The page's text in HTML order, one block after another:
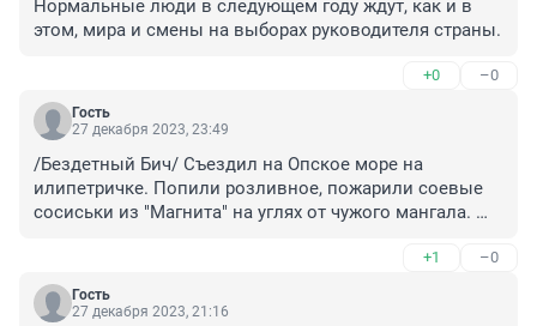
Нормальные люди в следующем году ждут, как и в
этом, мира и смены на выборах руководителя страны.
+0 –0
Гость
27 декабря 2023, 23:49
/Бездетный Бич/ Съездил на Опское море на
илипетричке. Попили розливное, пожарили соевые
сосиськи из "Магнита" на углях от чужого мангала.
ничего интересного за год не случилось. Серая
унылая работа на капиталистов.
+1 –0
Гость
27 декабря 2023, 21:16